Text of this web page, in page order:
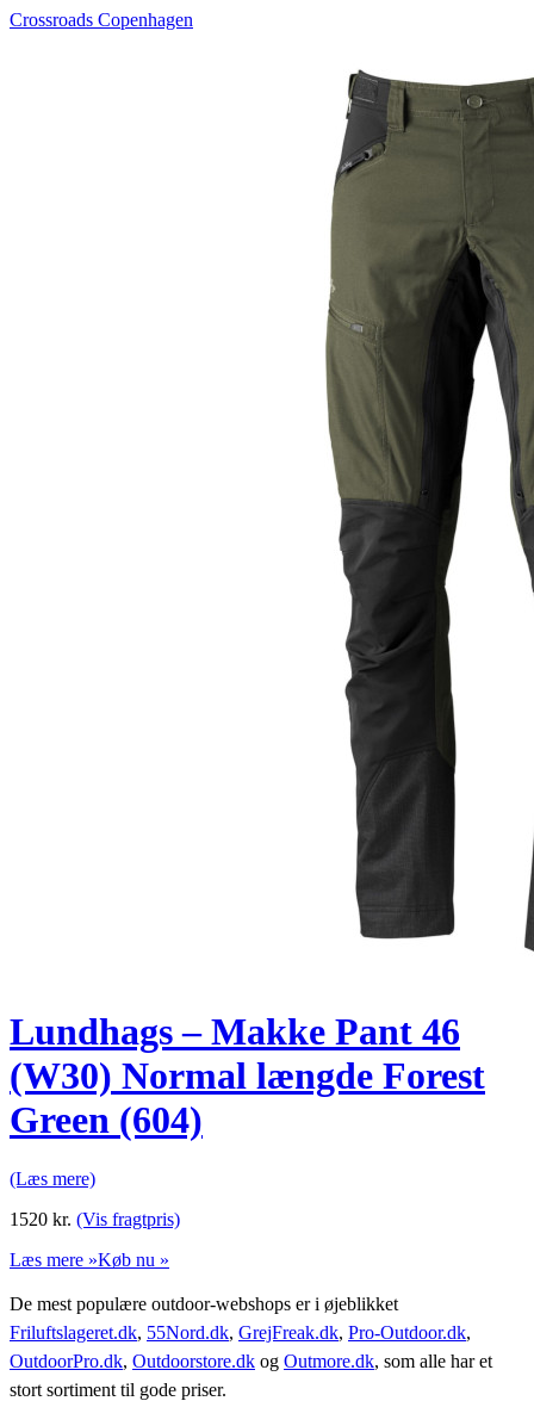
Crossroads Copenhagen
Lundhags – Makke Pant 46
(W30) Normal længde Forest
Green (604)
(Læs mere)
1520 kr. (Vis fragtpris)
Læs mere »Køb nu »
De mest populære outdoor-webshops er i øjeblikket
Friluftslageret.dk, 55Nord.dk, GrejFreak.dk, Pro-Outdoor.dk,
OutdoorPro.dk, Outdoorstore.dk og Outmore.dk, som alle har et
stort sortiment til gode priser.